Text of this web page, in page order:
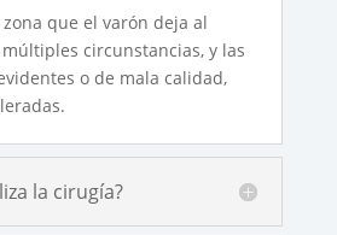
que el varón deja al
circunstancias, y las
o de mala calidad,
la cirugía?